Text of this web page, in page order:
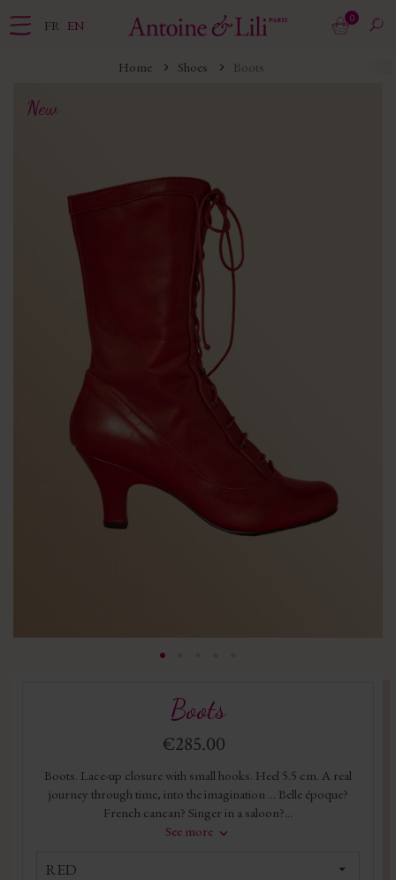
FR EN 0
Home Shoes Boots
New
Boots
€285.00
Boots. Lace-up closure with small hooks. Heel 5.5 cm. A real
journey through time, into the imagination ... Belle époque?
French cancan? Singer in a saloon?...
See more
RED